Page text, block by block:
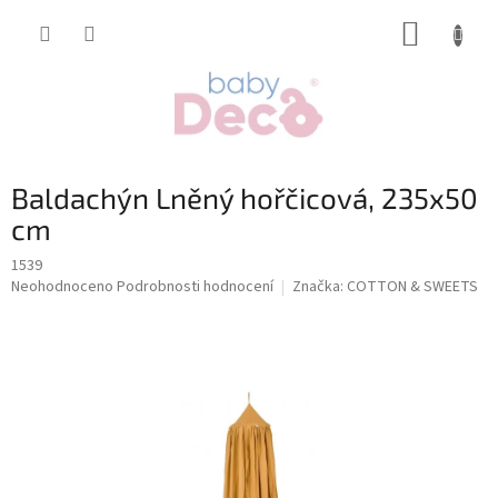
Baldachýn Lněný hořčicová, 235x50
cm
1539
Průměrné
Neohodnoceno Podrobnosti hodnocení Značka: COTTON & SWEETS